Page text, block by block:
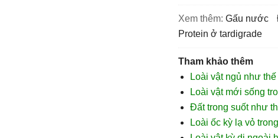
Xem thêm: gấu nước
protein ở tardigrade
Tham khảo thêm
Loài vật ngủ như
Loài vật mới sống
Đất trong suốt như
Loài ốc kỳ lạ vỏ